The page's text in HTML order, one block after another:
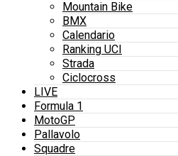
Mountain Bike
BMX
Calendario
Ranking UCI
Strada
Ciclocross
LIVE
Formula 1
MotoGP
Pallavolo
Squadre